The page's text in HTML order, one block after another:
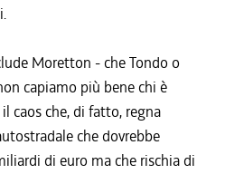
Moretton - che Tondo o
capiamo più bene chi è
caos che, di fatto, regna
che dovrebbe
di euro ma che rischia di